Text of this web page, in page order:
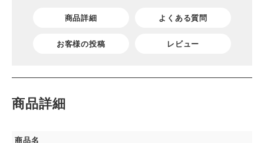
商品詳細 よくある質問
お客様の投稿 レビュー
商品詳細
商品名